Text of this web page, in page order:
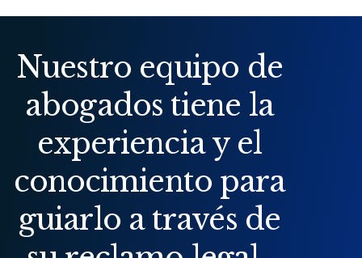
Nuestro equipo de
abogados tiene la
experiencia y el
conocimiento para
guiarlo a través de